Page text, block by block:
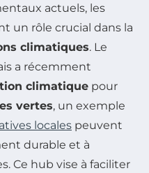
actuels, les
un rôle crucial dans la
climatiques. Le
a récemment
climatique pour
vertes, un exemple
locales peuvent
durable et à
Ce hub vise à faciliter